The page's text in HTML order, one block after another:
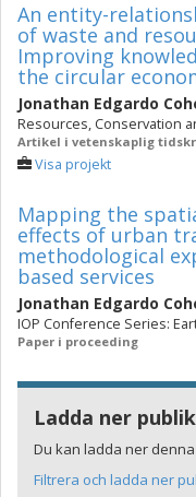
An entity-
of waste and
Improving
the circular
Jonathan Edgardo
Resources, Conservation
Artikel i vetenskaplig
Visa projekt
Mapping the
effects of urban
methodological
based services
Jonathan Edgardo
IOP Conference Series:
Paper i proceeding
Ladda ner
Du kan ladda ner
Filtrera och ladda ner